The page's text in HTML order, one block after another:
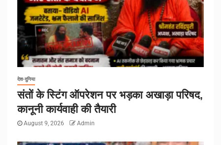
देश-दुनिया
संतों के स्टिंग ऑपरेशन पर भड़का अखाड़ा परिषद,
कानूनी कार्यवाही की तैयारी
August 9, 2026 Admin